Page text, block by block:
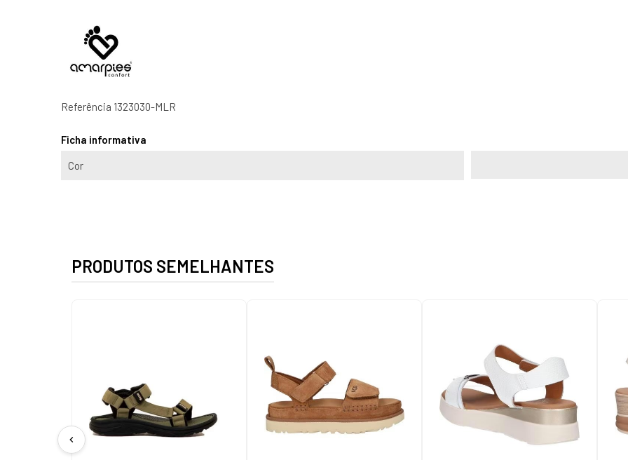
Referência 1323030-MLR
Ficha informativa
Cor
PRODUTOS SEMELHANTES
chevron_left